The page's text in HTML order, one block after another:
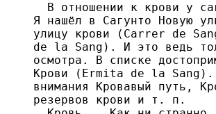
В отношении к крови у
Я нашёл в Сагунто Новую
улицу крови (Carrer de
de la Sang). И это ведь
осмотра. В списке
Крови (Ermita de la Sang).
внимания Кровавый путь,
резервов крови и т. п.